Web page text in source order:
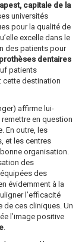
capitale de la
universités
pour la qualité de
excelle dans le
des patients pour
dentaires
patients
cette destination
affirme lui-
en question
En outre, les
et les centres
organisation.
des
des
évidemment à la
l’efficacité
de ces cliniques. Un
l’image positive
.